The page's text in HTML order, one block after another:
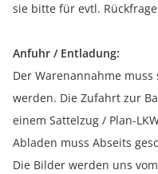
sie bitte für evtl.
Anfuhr / Entladung:
Der Warenannahme
werden. Die Zufahrt zur
einem Sattelzug / Plan-
Abladen muss Abseits
Die Bilder werden uns